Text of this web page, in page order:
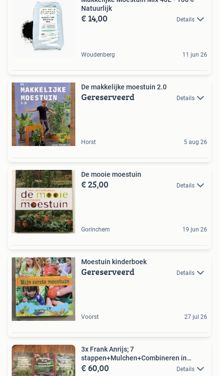
Natuurlijk
€ 14,00 Details
Woudenberg 11 jun 26
De makkelijke moestuin 2.0
Gereserveerd Details
Horst 5 aug 26
De mooie moestuin
€ 25,00 Details
Gorinchem 19 jun 26
Moestuin kinderboek
Gereserveerd Details
Voorst 27 jul 26
3x Frank Anrijs; 7
stappen+Mulchen+Combineren in
moestuin
€ 60,00 Details